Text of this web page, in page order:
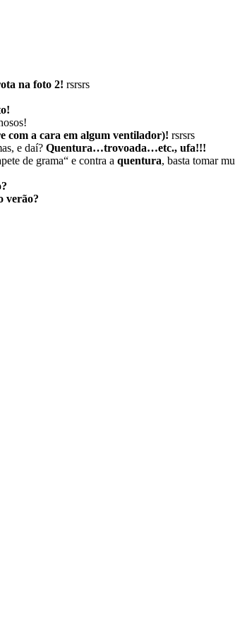
na foto 2! rsrsrs
com a cara em algum ventilador)! rsrsrs
e daí? Quentura…trovoada…etc., ufa!!!
de grama“ e contra a quentura, basta tomar
verão?